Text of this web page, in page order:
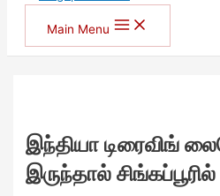
Main Menu
இந்தியா டிரைவிங்
இருந்தால்